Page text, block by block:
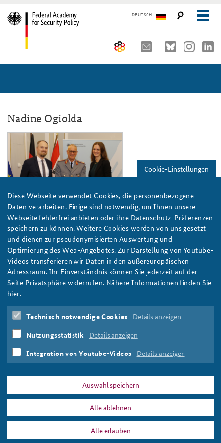
DEUTSCH
Advisory Board
Organisation
The Association of Friends
Partners
Young Leaders in Security Policy
Directions
Seminars, Conferences and Events
Security Policy Course for Senior Officials
Core Course on Security Policy
German Forum on Security Policy
Public Events
Further Events
Working Papers
Nadine Ogiolda
Foto: BAKS/Kühn
Arbeitskreis „Junge Sicherheitspolitiker“ startet ins
10. Jubiläumsjahr
Der Arbeitskreis „Junge Sicherheitspolitiker“ feiert sein
zehnjähriges Bestehen und startet mit Nadine Ogiolda als neuer
Vorsitzenden ins Jubiläumsjahr. „Strategisches Denken als
Ausdruck Integrierter Sicherheit“ lautet das Jahresthema 2025.
Foto: BAKS/Kühn
weiter
Arbeitskreis ,Nachwuchsförderung,Jubiläum,10 Jahre
Nadine Ogiolda
Tobias Lücke Führungswechsel
Freundeskreis der BAKS,Armin Staigis
Strategie,Integrierte Sicherheit
DATA PRIVACY IMPRINT
Print
Cookie-Einstellungen
Diese Webseite verwendet Cookies, die personenbezogene
Daten verarbeiten. Einige sind notwendig, um Ihnen unsere
Webseite fehlerfrei anbieten oder ihre Datenschutz-Präferenzen
speichern zu können. Weitere Cookies werden von uns gesetzt
und dienen zur pseudonymisierten Auswertung und
Optimierung des Web-Angebotes. Zur Darstellung von Youtube-
Videos transferieren wir Daten in den außereuropäischen
Adressraum. Ihr Einverständnis können Sie jederzeit auf der
Seite Privatsphäre widerrufen. Nähere Informationen finden Sie
hier.
Technisch notwendige Cookies Details anzeigen
Nutzungsstatistik Details anzeigen
Integration von Youtube-Videos Details anzeigen
Auswahl speichern
Alle ablehnen
Alle erlauben